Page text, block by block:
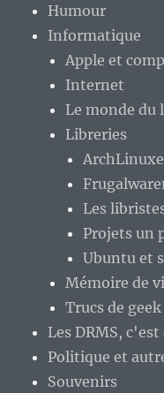
Humour
Informatique
Apple et
Internet
Le monde du
Libreries
Les
Projets un
Ubuntu et
Mémoire de
Trucs de geek
Les DRMS,
Politique et
Souvenirs